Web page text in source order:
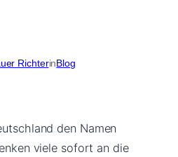
RichterinBlog
den Namen
viele sofort an die